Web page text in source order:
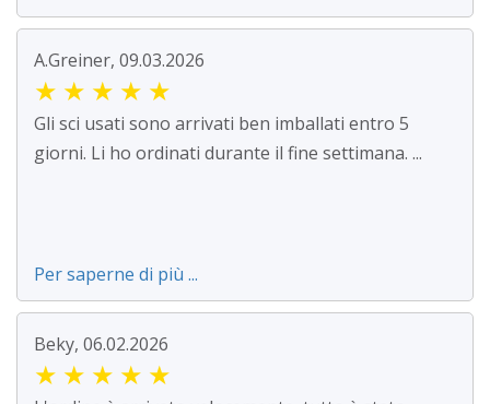
A.Greiner, 09.03.2026
★ ★ ★ ★ ★
Gli sci usati sono arrivati ben imballati entro 5
giorni. Li ho ordinati durante il fine settimana. ...
Per saperne di più ...
Beky, 06.02.2026
★ ★ ★ ★ ★